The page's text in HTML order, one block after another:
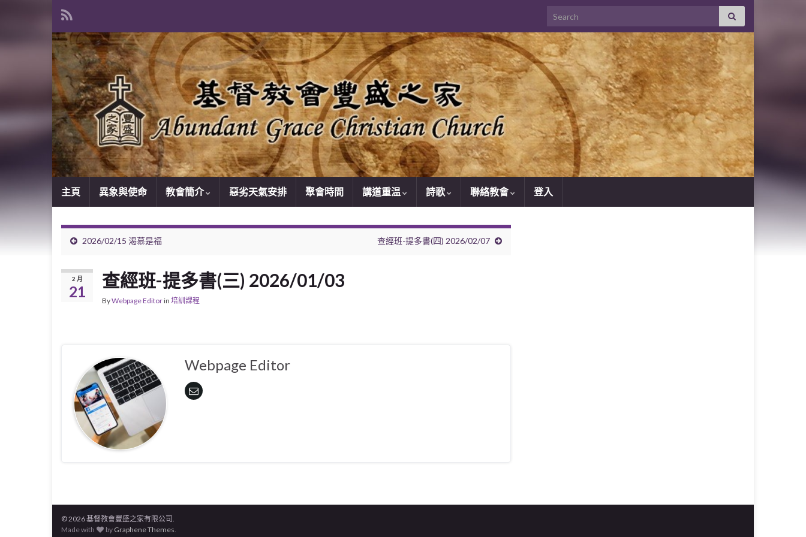
Search for:
主頁 異象與使命 教會簡介 惡劣天氣安排 聚會時間 講道重温 詩歌 聯絡教會 登入
2026/02/15 渴慕是福 查經班-提多書(四) 2026/02/07
2 月
21
查經班-提多書(三) 2026/01/03
ByWebpage Editorin 培訓課程
Webpage Editor
© 2026 基督教會豐盛之家有限公司.
Made with
by Graphene Themes